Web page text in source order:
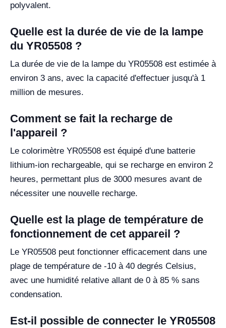
polyvalent.
Quelle est la durée de vie de la lampe
du YR05508 ?
La durée de vie de la lampe du YR05508 est estimée à
environ 3 ans, avec la capacité d'effectuer jusqu'à 1
million de mesures.
Comment se fait la recharge de
l'appareil ?
Le colorimètre YR05508 est équipé d'une batterie
lithium-ion rechargeable, qui se recharge en environ 2
heures, permettant plus de 3000 mesures avant de
nécessiter une nouvelle recharge.
Quelle est la plage de température de
fonctionnement de cet appareil ?
Le YR05508 peut fonctionner efficacement dans une
plage de température de -10 à 40 degrés Celsius,
avec une humidité relative allant de 0 à 85 % sans
condensation.
Est-il possible de connecter le YR05508